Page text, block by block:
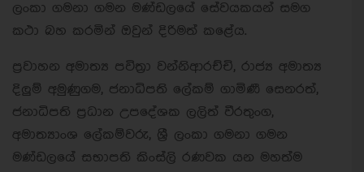
ලංකා ගමනා ගමන මණ්ඩලයේ සේවයකයන් සමග
කථා බහ කරමින් ඔවුන් දිරිමත් කළේය.
ප්‍රවාහන අමාත්‍ය පවිත්‍රා වන්නිආරච්චි, රාජ්‍ය අමාත්‍ය
දිලුම් අමුණුගම, ජනාධිපති ලේකම් ගාමිණී සෙනරත්,
ජනාධිපති ප්‍රධාන උපදේශක ලලිත් වීරතුංග,
අමාත්‍යාංශ ලේකම්වරු, ශ්‍රී ලංකා ගමනා ගමන
මණ්ඩලයේ සභාපති කිංස්ලි රණවක යන මහත්ම